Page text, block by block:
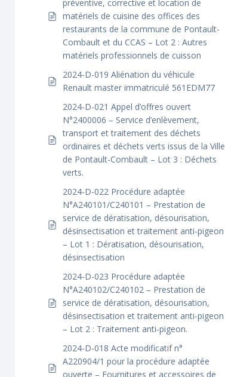
préventive, corrective et location de
matériels de cuisine des offices des
restaurants de la commune de Pontault-
Combault et du CCAS – Lot 2 : Autres
matériels professionnels de cuisson
2024-D-019 Aliénation du véhicule
Renault master immatriculé 561EDM77
2024-D-021 Appel d’offres ouvert
N°2400006 – Service d’enlèvement,
transport et traitement des déchets
ordinaires et déchets verts issus de la Ville
de Pontault-Combault – Lot 3 : Déchets
verts.
2024-D-022 Procédure adaptée
N°A240101/C240101 – Prestation de
service de dératisation, désourisation,
désinsectisation et traitement anti-pigeon
– Lot 1 : Dératisation, désourisation,
désinsectisation
2024-D-023 Procédure adaptée
N°A240102/C240102 – Prestation de
service de dératisation, désourisation,
désinsectisation et traitement anti-pigeon
– Lot 2 : Traitement anti-pigeon.
2024-D-018 Acte modificatif n°
A220904/1 pour la procédure adaptée
ouverte – Fournitures et accessoires de